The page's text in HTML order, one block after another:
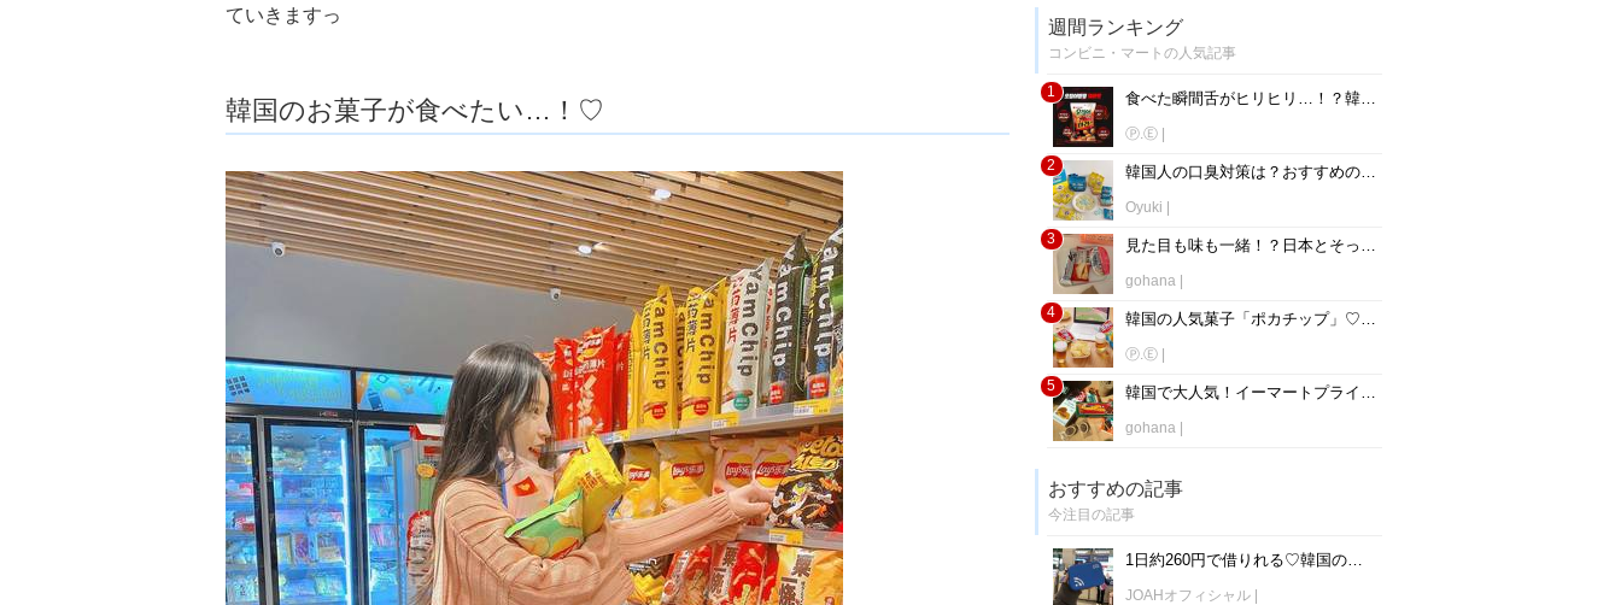
H
ア
-
ていきますっ
韓国のお菓子が食べたい…！♡
週間ランキング
コンビニ・マートの人気記事
1 食べた瞬間舌がヒリヒリ…！？韓国の辛いお菓子【10選】
Ⓟ.Ⓔ|
2
韓国人の口臭対策は？おすすめのタブレット・キャンディー5選♪
Oyuki
3
見た目も味も一緒！？日本とそっくりな韓国のコンビニアイス【6選】♡
gohana|
4
韓国の人気菓子「ポカチップ」♡種類や味は？日本のどこで買える？
Ⓟ.Ⓔ|
5
韓国で大人気！イーマートプライベートブランド「PEACOCK」のお菓子がアツイ♡
gohana|
おすすめの記事
今注目の記事
1日約260円で借りれる♡韓国のWiFiレンタルおすすめ「WiFi弁当(WiFi Dosirak)」
JOAHオフィシャル|